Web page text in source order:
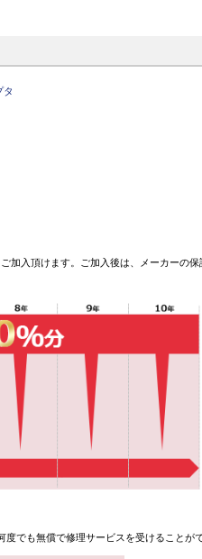
タ
加入頂けます。ご加入後は、メーカーの
でも無償で修理サービスを受けることがで